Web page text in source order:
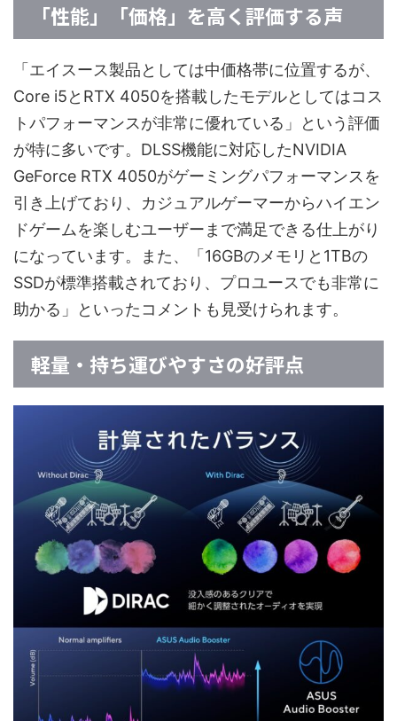
「性能」「価格」を高く評価する声
「エイスース製品としては中価格帯に位置するが、
Core i5とRTX 4050を搭載したモデルとしてはコス
トパフォーマンスが非常に優れている」という評価
が特に多いです。DLSS機能に対応したNVIDIA
GeForce RTX 4050がゲーミングパフォーマンスを
引き上げており、カジュアルゲーマーからハイエン
ドゲームを楽しむユーザーまで満足できる仕上がり
になっています。また、「16GBのメモリと1TBの
SSDが標準搭載されており、プロユースでも非常に
助かる」といったコメントも見受けられます。
軽量・持ち運びやすさの好評点